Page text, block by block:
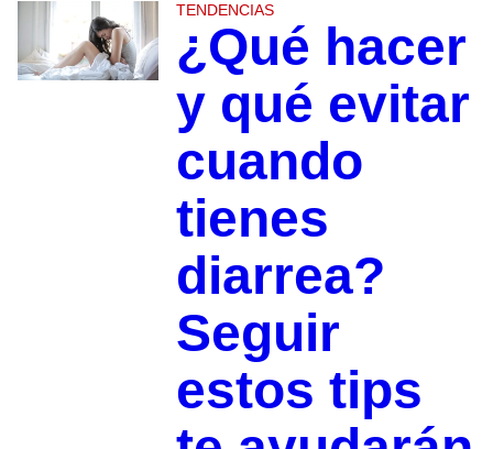
TENDENCIAS
¿Qué hacer
y qué evitar
cuando
tienes
diarrea?
Seguir
estos tips